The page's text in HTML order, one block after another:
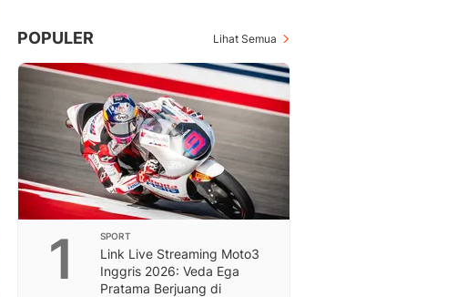
POPULER Lihat Semua
1 SPORT
Link Live Streaming Moto3
Inggris 2026: Veda Ega
Pratama Berjuang di